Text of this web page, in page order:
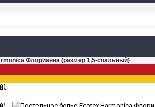
Флорианна (размер 1,5-спальный)